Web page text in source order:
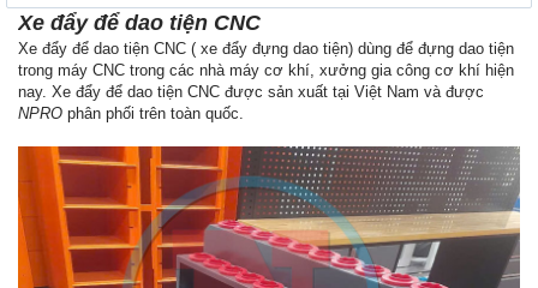
Xe đẩy để dao tiện CNC
Xe đẩy để dao tiện CNC ( xe đẩy đựng dao tiện) dùng để đựng dao tiện
trong máy CNC trong các nhà máy cơ khí, xưởng gia công cơ khí hiện
nay. Xe đẩy để dao tiện CNC được sản xuất tại Việt Nam và được
NPRO phân phối trên toàn quốc.